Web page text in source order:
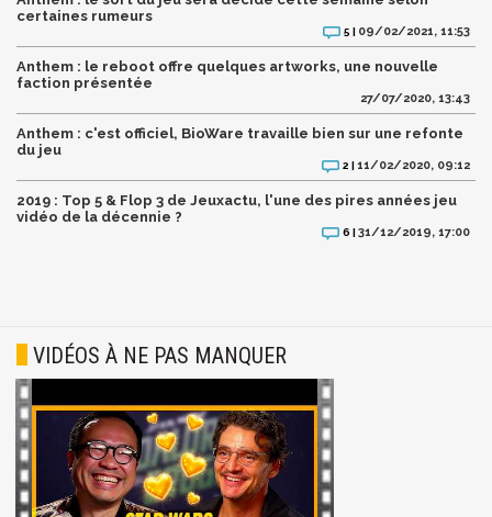
certaines rumeurs
5 | 09/02/2021, 11:53
Anthem : le reboot offre quelques artworks, une nouvelle
faction présentée
27/07/2020, 13:43
Anthem : c'est officiel, BioWare travaille bien sur une refonte
du jeu
2 | 11/02/2020, 09:12
2019 : Top 5 & Flop 3 de Jeuxactu, l'une des pires années jeu
vidéo de la décennie ?
6 | 31/12/2019, 17:00
VIDÉOS À NE PAS MANQUER